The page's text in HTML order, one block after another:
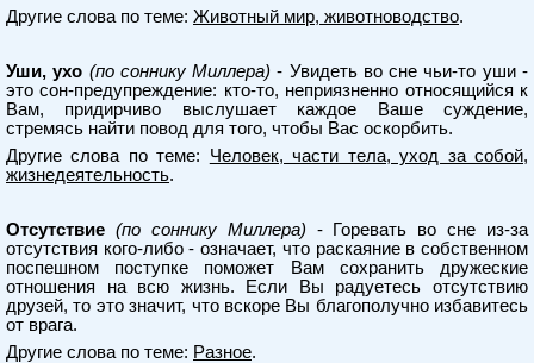
Другие слова по теме: Животный мир, животноводство.
Уши, ухо (по соннику Миллера) - Увидеть во сне чьи-то уши -
это сон-предупреждение: кто-то, неприязненно относящийся к
Вам, придирчиво выслушает каждое Ваше суждение,
стремясь найти повод для того, чтобы Вас оскорбить.
Другие слова по теме: Человек, части тела, уход за собой,
жизнедеятельность.
Отсутствие (по соннику Миллера) - Горевать во сне из-за
отсутствия кого-либо - означает, что раскаяние в собственном
поспешном поступке поможет Вам сохранить дружеские
отношения на всю жизнь. Если Вы радуетесь отсутствию
друзей, то это значит, что вскоре Вы благополучно избавитесь
от врага.
Другие слова по теме: Разное.